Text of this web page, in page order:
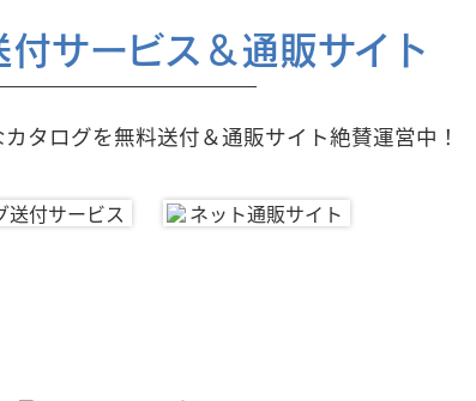
付サービス＆通販サイト
タログを無料送付＆通販サイト絶賛運営中！